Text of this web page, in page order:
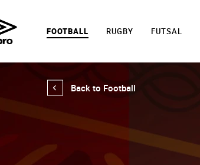
FOOTBALL RUGBY FUTSAL
Back to Football